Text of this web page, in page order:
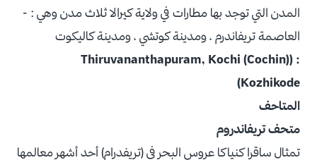
المدن التي توجد بها مطارات في ولاية كيرالا ثلاث مدن وهي : -
العاصمة تريفاندرم ، ومدينة كوتشي ، ومدينة كاليكوت
: (Thiruvananthapuram, Kochi (Cochin)
Kozhikode)
المتاحف
متحف تريفاندروم
تمثال ساقرا كنياكا عروس البحر في (تريفدرام) أحد أشهر معالمها